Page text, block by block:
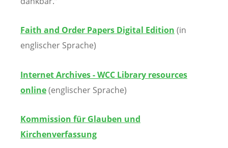
Faith and Order Papers Digital Edition (in
englischer Sprache)
Internet Archives - WCC Library resources
online(englischer Sprache)
Kommission für Glauben und
Kirchenverfassung